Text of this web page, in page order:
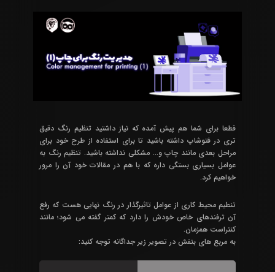
قطعا برای شما هم پیش آمده که نیاز داشتید تنظیم رنگ دقیق
تری در فتوشاپ داشته باشید تا برای استفاده از طرح خود برای
مراحل بعدی مانند چاپ و… مشکلی نداشته باشید. تنظیم رنگ به
عوامل بسیاری بستگی داره که با هم در مقالات خود آن را مرور
خواهیم کرد.
تنطیم محیط کاری از عوامل تاثیرگذار در رنگ نهایی هست که رفع
آن ترفندهای خاص خودش را دارد که کمتر گفته می شود؛ مانند
کنتراست همزمان.
به مربع های بنفش در تصویر زیر جداگانه توجه کنید: